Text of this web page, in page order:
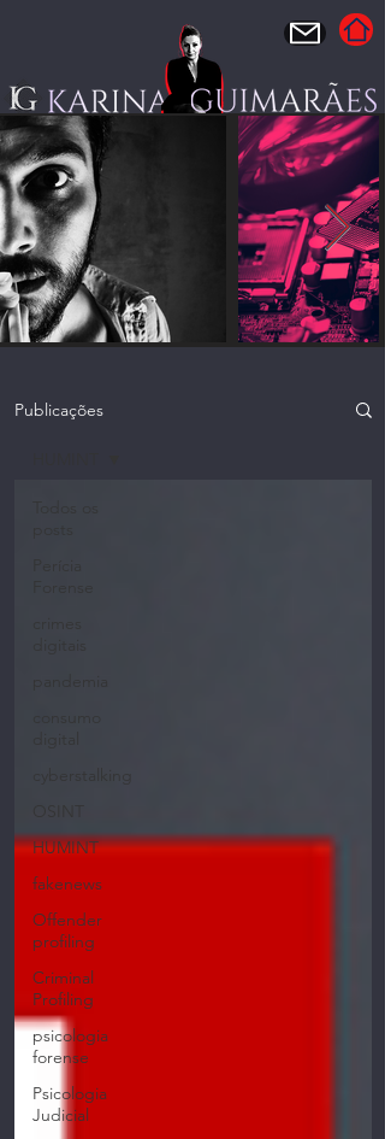
Publicações
HUMINT
fakenews
Offender
profiling
Criminal
Profiling
psicologia
forense
Psicologia
Judicial